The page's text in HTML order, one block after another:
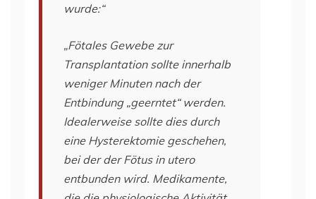
wurde:“
„Fötales Gewebe zur
Transplantation sollte innerhalb
weniger Minuten nach der
Entbindung „geerntet“ werden.
Idealerweise sollte dies durch
eine Hysterektomie geschehen,
bei der der Fötus in utero
entbunden wird. Medikamente,